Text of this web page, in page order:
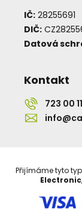
IČ: 28255691
DIČ:
Datová
Kontakt
723 00
Přijímáme tyto
Electronic,